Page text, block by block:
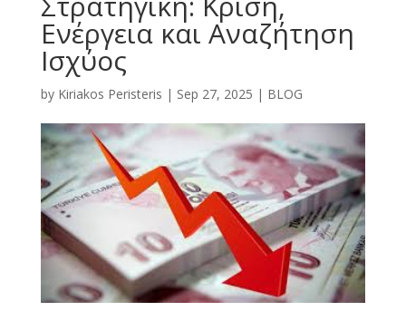
Ενέργεια και Αναζήτηση
Ισχύος
by Kiriakos Peristeris | Sep 27, 2025 | BLOG